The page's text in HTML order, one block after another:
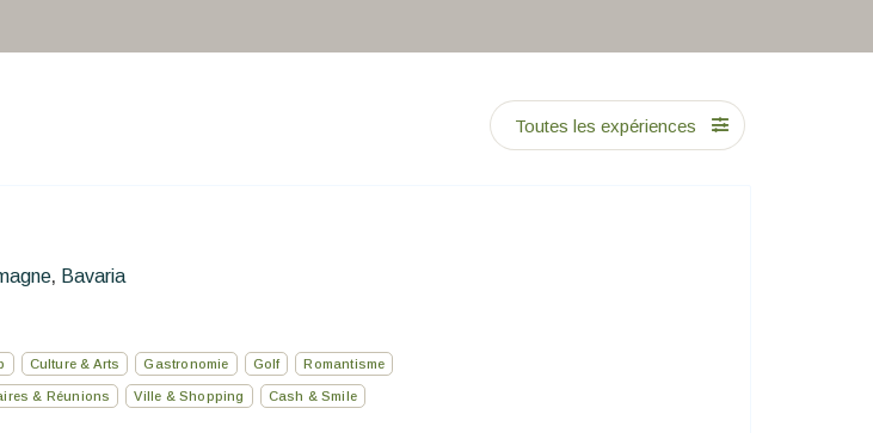
Toutes les expériences
, Bavaria
Culture & Arts Gastronomie Golf Romantisme
& Réunions Ville & Shopping Cash & Smile